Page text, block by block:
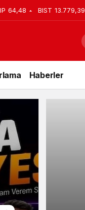
64,48 BIST 13.779,39
Haberler